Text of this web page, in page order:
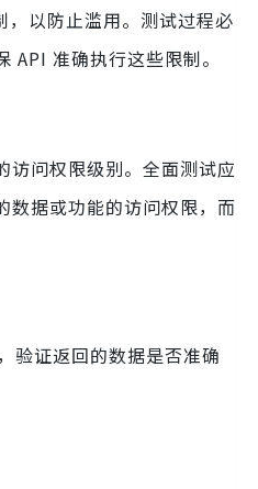
以防止滥用。测试过程必
API 准确执行这些限制。
访问权限级别。全面测试应
数据或功能的访问权限，而
验证返回的数据是否准确